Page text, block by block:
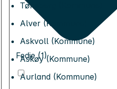
Tønsberg (Kommune)
Alver (Kommune)
Askvoll (Kommune)
Askøy (Kommune)
Aurland (Kommune)
Fedje (1)